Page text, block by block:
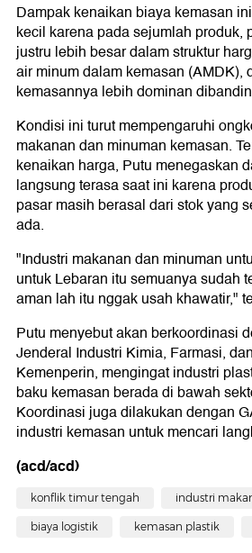
Dampak kenaikan biaya kemasan
kecil karena pada sejumlah produk,
justru lebih besar dalam struktur
air minum dalam kemasan (AMDK),
kemasannya lebih dominan
Kondisi ini turut mempengaruhi
makanan dan minuman kemasan.
kenaikan harga, Putu menegaskan
langsung terasa saat ini karena
pasar masih berasal dari stok yang
ada.
"Industri makanan dan minuman
untuk Lebaran itu semuanya sudah
aman lah itu nggak usah khawatir,"
Putu menyebut akan berkoordinasi
Jenderal Industri Kimia, Farmasi,
Kemenperin, mengingat industri
baku kemasan berada di bawah
Koordinasi juga dilakukan dengan
industri kemasan untuk mencari
(acd/acd)
konflik timur tengah industri
biaya logistik kemasan plastik